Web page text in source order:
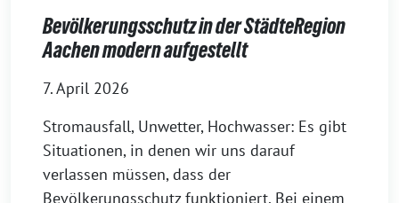
Bevölkerungsschutz in der StädteRegion
Aachen modern aufgestellt
7. April 2026
Stromausfall, Unwetter, Hochwasser: Es gibt
Situationen, in denen wir uns darauf
verlassen müssen, dass der
Bevölkerungsschutz funktioniert. Bei einem